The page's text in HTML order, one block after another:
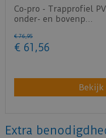
Co-pro - Trapprofiel
onder- en bovenp…
€ 76,95
€ 61 ,56
Extra